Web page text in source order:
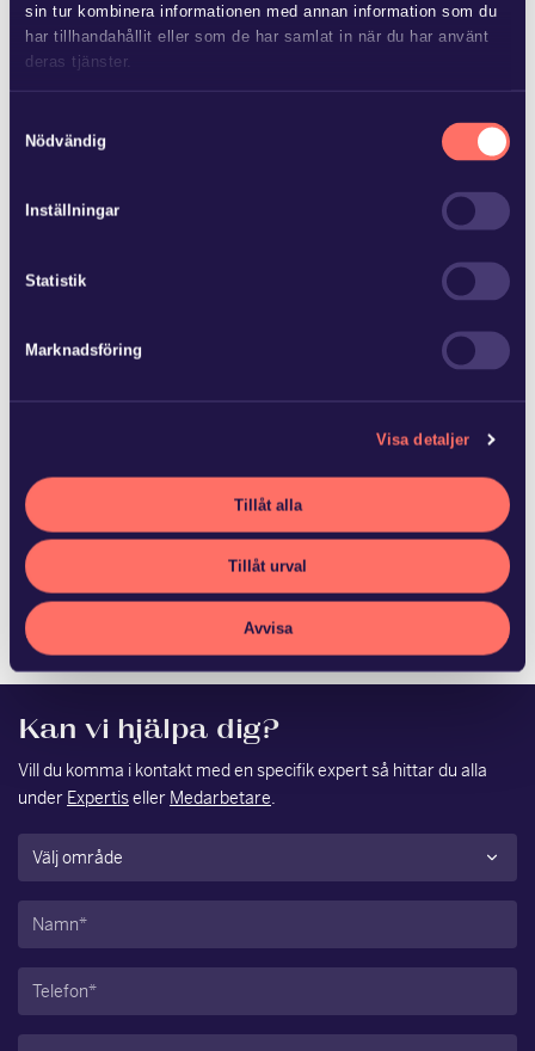
sin tur kombinera informationen med annan information som du
har tillhandahållit eller som de har samlat in när du har använt
deras tjänster.
oss och på vilket sätt vi behandlar personuppgifter.
Nödvändig
Inställningar
Statistik
Marknadsföring
Visa detaljer
Tillåt alla
Tillåt urval
Avvisa
biträtt ägarna till Baker Tilly…
Advokatfirman Glimstedt har biträtt ägarna till Baker Tilly
biträtt Ludvika Kommun
Stadshus…
Fagersta kommun och Ludvika Kommun Stadshus AB har
med hälften vardera förvärvat Vattenfalls 50,6 procent av
aktierna i Västerbergslagens Energi AB. S…
Kan vi hjälpa dig?
Vill du komma i kontakt med en specifik expert så hittar du alla
under Expertiseller Medarbetare.
Område(Obligatoriskt)
Namn(Obligatoriskt)
Telefon(Obligatoriskt)